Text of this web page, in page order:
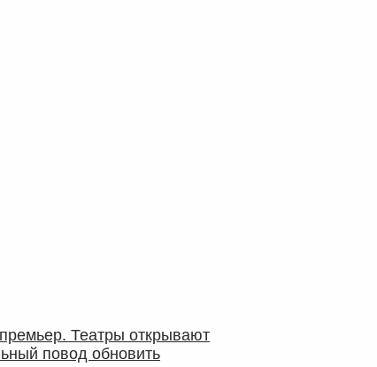
Театры открывают
повод обновить